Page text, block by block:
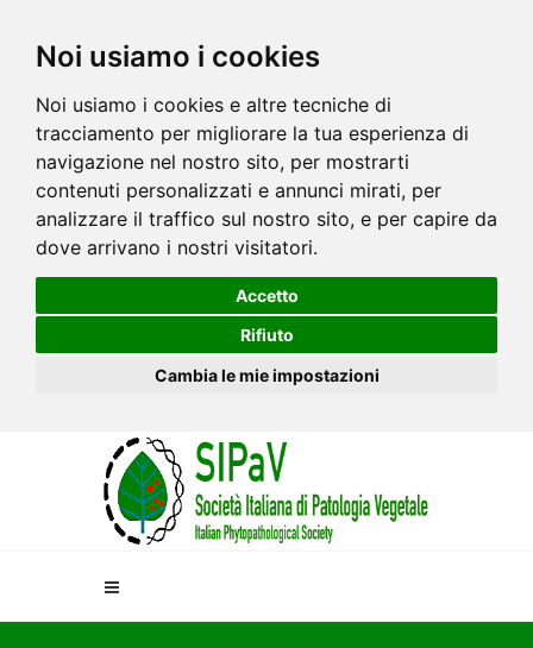
Noi usiamo i cookies
Noi usiamo i cookies e altre tecniche di
tracciamento per migliorare la tua esperienza di
navigazione nel nostro sito, per mostrarti
contenuti personalizzati e annunci mirati, per
analizzare il traffico sul nostro sito, e per capire da
dove arrivano i nostri visitatori.
Accetto
Rifiuto
Cambia le mie impostazioni